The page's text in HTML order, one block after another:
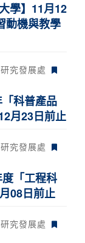
學】11月12
動機與教學
究發展處
「科普產品
月23日前止
究發展處
度「工程科
08日前止
究發展處